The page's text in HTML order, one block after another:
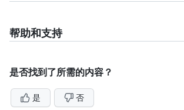
帮助和支持
是否找到了所需的内容？
是 否